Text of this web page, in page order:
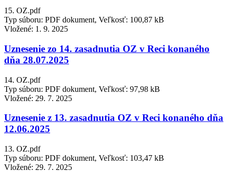
15. OZ.pdf
Typ súboru: PDF dokument, Veľkosť: 100,87 kB
Vložené: 1. 9. 2025
Uznesenie zo 14. zasadnutia OZ v Reci konaného
dňa 28.07.2025
14. OZ.pdf
Typ súboru: PDF dokument, Veľkosť: 97,98 kB
Vložené: 29. 7. 2025
Uznesenie z 13. zasadnutia OZ v Reci konaného dňa
12.06.2025
13. OZ.pdf
Typ súboru: PDF dokument, Veľkosť: 103,47 kB
Vložené: 29. 7. 2025